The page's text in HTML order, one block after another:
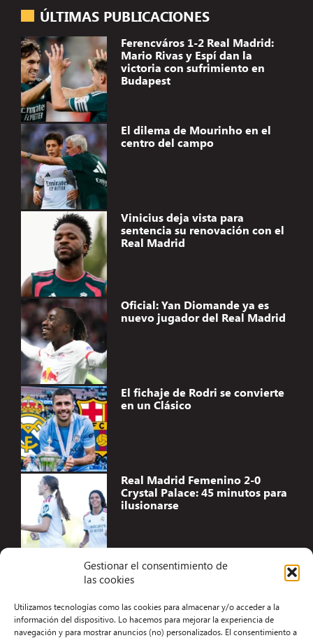
Gestionar el consentimiento de
las cookies
Utilizamos tecnologías como las cookies para almacenar y/o acceder a la
información del dispositivo. Lo hacemos para mejorar la experiencia de
navegación y para mostrar anuncios (no) personalizados. El consentimiento a
ÚLTIMAS PUBLICACIONES
Ferencváros 1-2 Real Madrid:
Mario Rivas y Espí dan la
victoria con sufrimiento en
Budapest
El dilema de Mourinho en el
centro del campo
Vinicius deja vista para
sentencia su renovación con el
Real Madrid
Oficial: Yan Diomande ya es
nuevo jugador del Real Madrid
El fichaje de Rodri se convierte
en un Clásico
Real Madrid Femenino 2-0
Crystal Palace: 45 minutos para
ilusionarse
Aviso Legal